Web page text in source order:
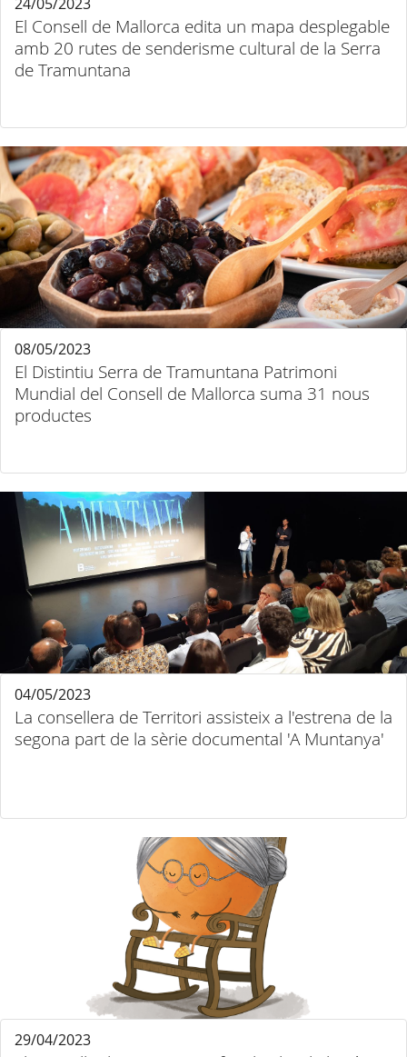
El Consell de Mallorca edita un mapa desplegable
amb 20 rutes de senderisme cultural de la Serra
de Tramuntana
El Distintiu Serra de Tramuntana Patrimoni
Mundial del Consell de Mallorca suma 31 nous
productes
08/05/2023
La consellera de Territori assisteix a l'estrena de la
segona part de la sèrie documental 'A Muntanya'
04/05/2023
29/04/2023